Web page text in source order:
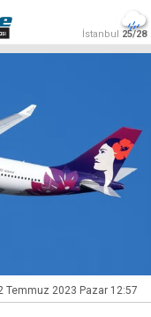
İstanbul 25/28
Temmuz 2023 Pazar 12:57